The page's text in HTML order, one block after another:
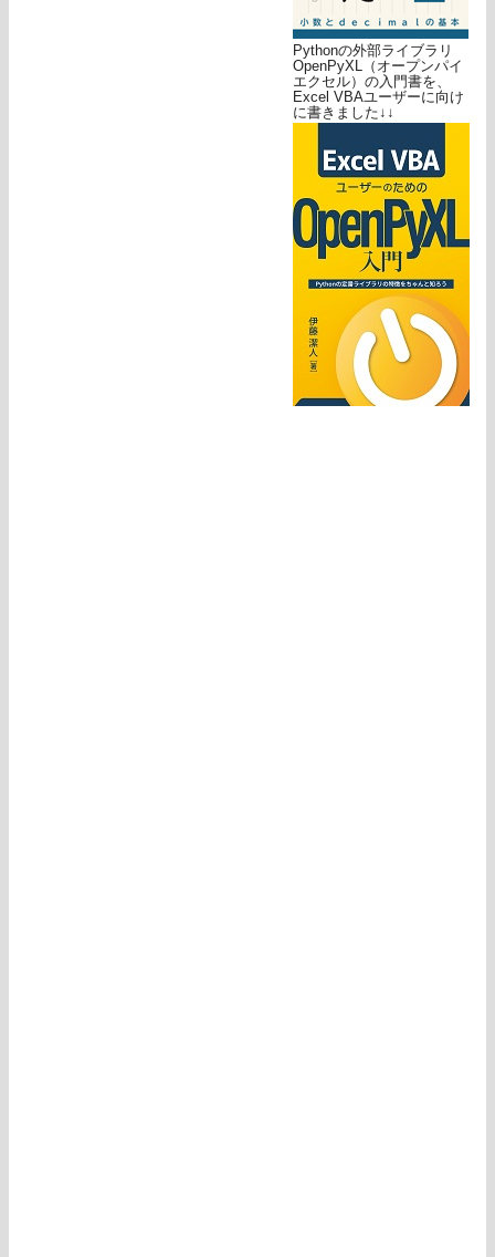
Pythonの外部ライブラリ
OpenPyXL（オープンパイ
エクセル）の入門書を、
Excel VBAユーザーに向け
に書きました↓↓